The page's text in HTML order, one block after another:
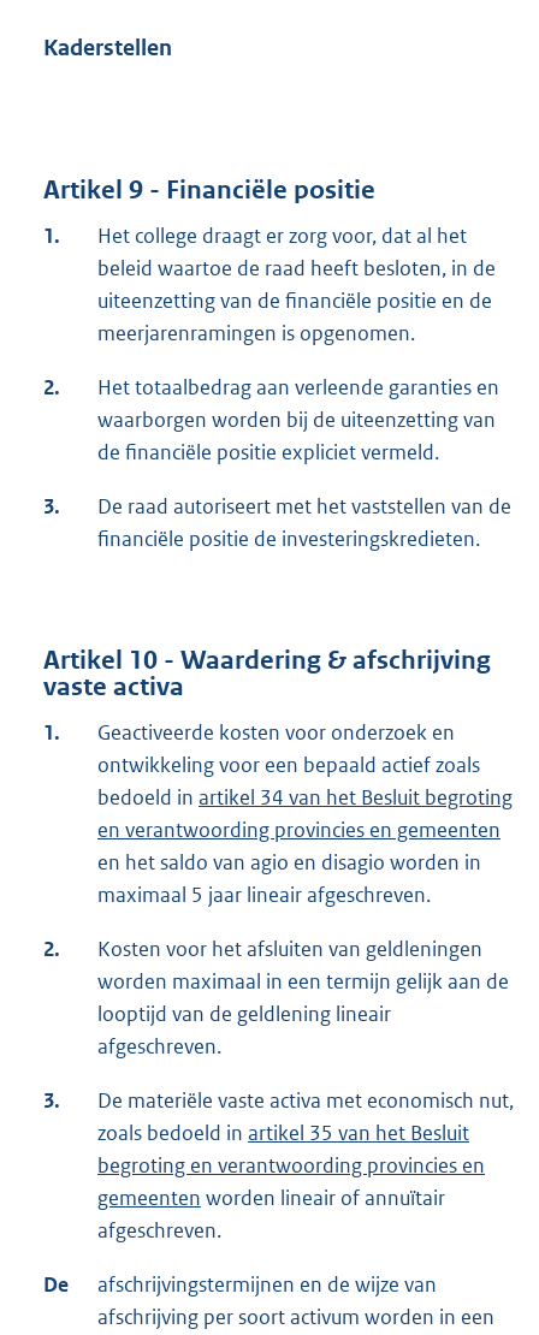
Kaderstellen
Artikel 9 - Financiële positie
1.
Het college draagt er zorg voor, dat al het
beleid waartoe de raad heeft besloten, in de
uiteenzetting van de financiële positie en de
meerjarenramingen is opgenomen.
2.
Het totaalbedrag aan verleende garanties en
waarborgen worden bij de uiteenzetting van
de financiële positie expliciet vermeld.
3.
De raad autoriseert met het vaststellen van de
financiële positie de investeringskredieten.
Artikel 10 - Waardering & afschrijving
vaste activa
1.
Geactiveerde kosten voor onderzoek en
ontwikkeling voor een bepaald actief zoals
bedoeld in artikel 34 van het Besluit begroting
en verantwoording provincies en gemeenten
en het saldo van agio en disagio worden in
maximaal 5 jaar lineair afgeschreven.
2.
Kosten voor het afsluiten van geldleningen
worden maximaal in een termijn gelijk aan de
looptijd van de geldlening lineair
afgeschreven.
3.
De materiële vaste activa met economisch nut,
zoals bedoeld in artikel 35 van het Besluit
begroting en verantwoording provincies en
gemeenten worden lineair of annuïtair
afgeschreven.
De
afschrijvingstermijnen en de wijze van
afschrijving per soort activum worden in een